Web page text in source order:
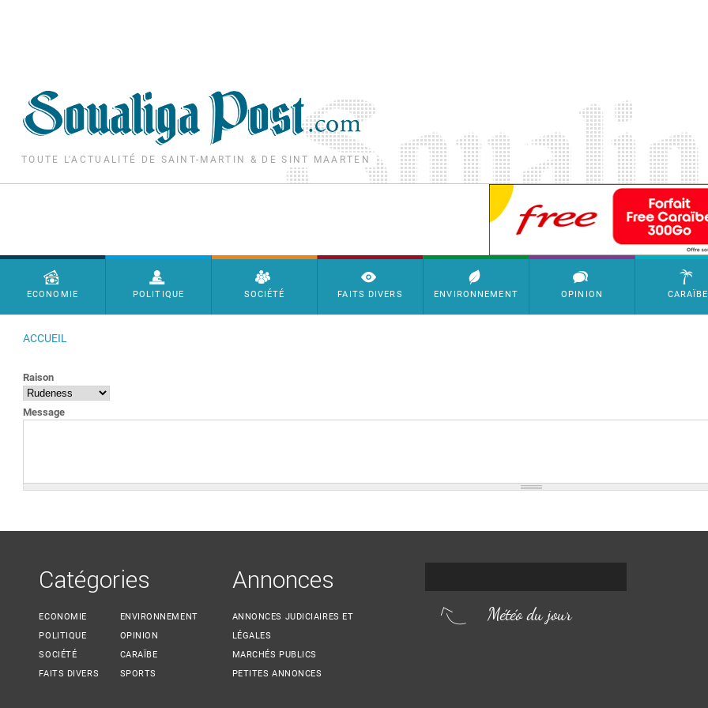
TOUTE L'ACTUALITÉ DE SAINT-MARTIN & DE SINT MAARTEN
SimpleAds Block Bannière
Menu principal
ECONOMIE POLITIQUE SOCIÉTÉ FAITS DIVERS ENVIRONNEMENT OPINION CARAÏBE
ACCUEIL
Raison
Message
Catégories
ECONOMIE
POLITIQUE
SOCIÉTÉ
FAITS DIVERS
ENVIRONNEMENT
OPINION
CARAÏBE
SPORTS
Annonces
ANNONCES JUDICIAIRES ET
LÉGALES
MARCHÉS PUBLICS
PETITES ANNONCES
Météo du jour